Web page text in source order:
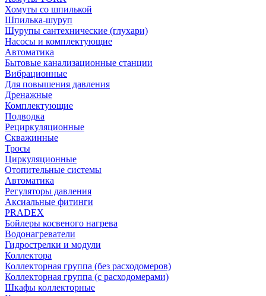
Хомуты со шпилькой
Шпилька-шуруп
Шурупы сантехнические (глухари)
Насосы и комплектующие
Автоматика
Бытовые канализационные станции
Вибрационные
Для повышения давления
Дренажные
Комплектующие
Подводка
Рециркуляционные
Скважинные
Тросы
Циркуляционные
Отопительные системы
Автоматика
Регуляторы давления
Аксиальные фитинги
PRADEX
Бойлеры косвеного нагрева
Водонагреватели
Гидрострелки и модули
Коллектора
Коллекторная группа (без расходомеров)
Коллекторная группа (с расходомерами)
Шкафы коллекторные